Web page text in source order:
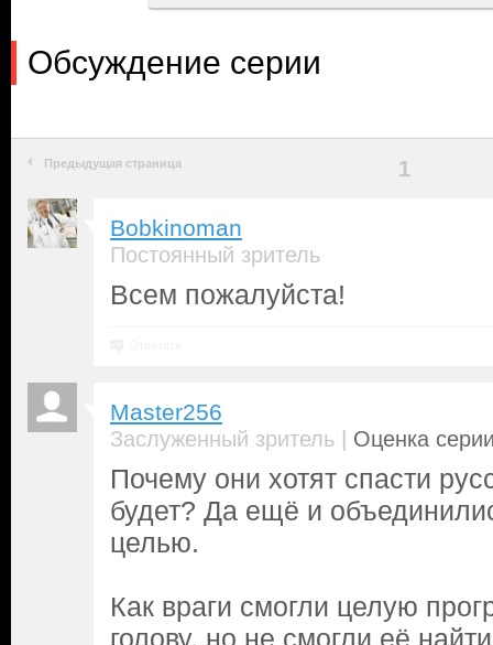
Обсуждение серии
Предыдущая страница 1
Bobkinoman
Постоянный зритель
Всем пожалуйста!
Master256
Заслуженный зритель | Оценка
Почему они хотят спасти
будет? Да ещё и
целью.
Как враги смогли целую
голову, но не смогли её